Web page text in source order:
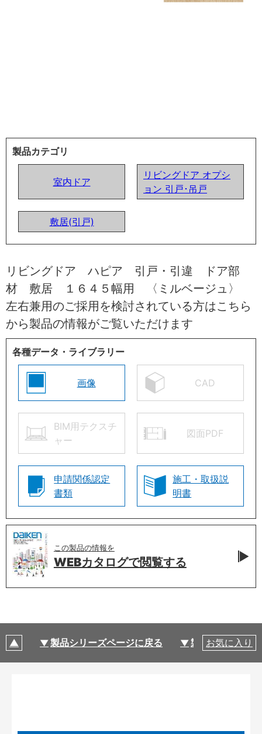
製品カテゴリ
室内ドア
リビングドア オプシ
ョン 引戸･吊戸
敷居(引戸)
リビングドア ハピア 引戸・引違 ドア部
材 敷居 １６４５幅用 〈ミルベージュ〉
左右兼用のご採用を検討されている方はこちら
から製品の情報がご覧いただけます
各種データ・ライブラリー
画像 CAD
BIM用テクスチ
ャー
図面PDF
申請関係認定
書類
施工・取扱説
明書
この製品の情報を
WEBカタログで閲覧する
製品シリーズページに戻る 製品仕様
お気に入り